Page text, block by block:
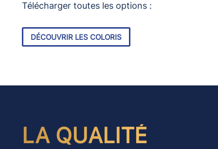
Télécharger toutes les options :
DÉCOUVRIR LES COLORIS
LA QUALITÉ